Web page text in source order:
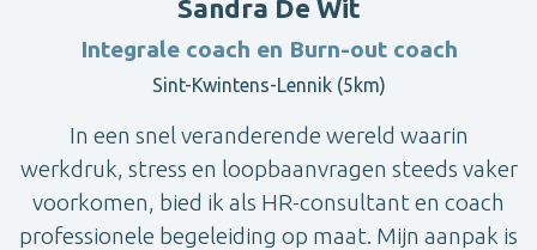
Sandra De Wit
Integrale coach en Burn-out coach
Sint-Kwintens-Lennik (5km)
In een snel veranderende wereld waarin
werkdruk, stress en loopbaanvragen steeds vaker
voorkomen, bied ik als HR-consultant en coach
professionele begeleiding op maat. Mijn aanpak is